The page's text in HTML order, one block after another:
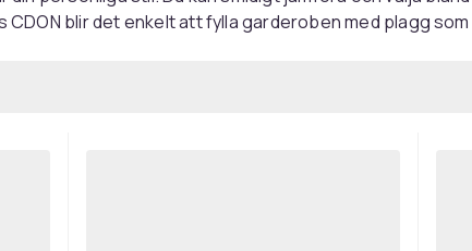
blir det enkelt att fylla garderoben med plagg